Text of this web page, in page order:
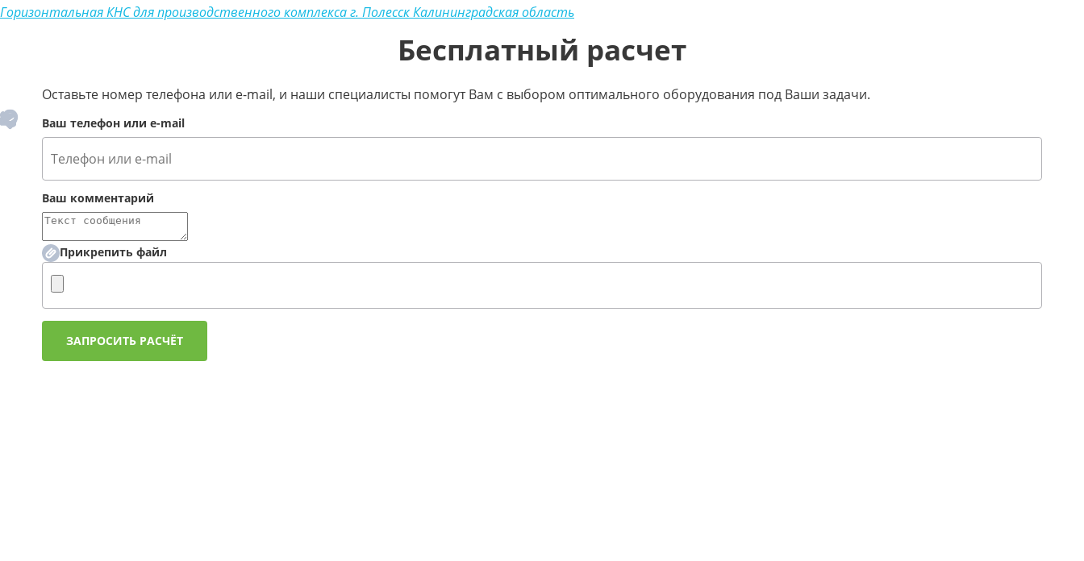
Горизонтальная КНС для производственного комплекса г. Полесск Калининградская область
Бесплатный расчет
Оставьте номер телефона или e-mail, и наши специалисты помогут Вам с выбором оптимального оборудования под Ваши задачи.
Ваш телефон или e-mail
Ваш комментарий
Прикрепить файл
ЗАПРОСИТЬ РАСЧЁТ